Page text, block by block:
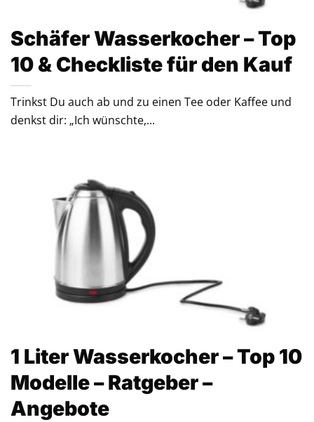
Schäfer Wasserkocher – Top
10 & Checkliste für den Kauf
Trinkst Du auch ab und zu einen Tee oder Kaffee und
denkst dir: „Ich wünschte,...
1 Liter Wasserkocher – Top 10
Modelle – Ratgeber –
Angebote